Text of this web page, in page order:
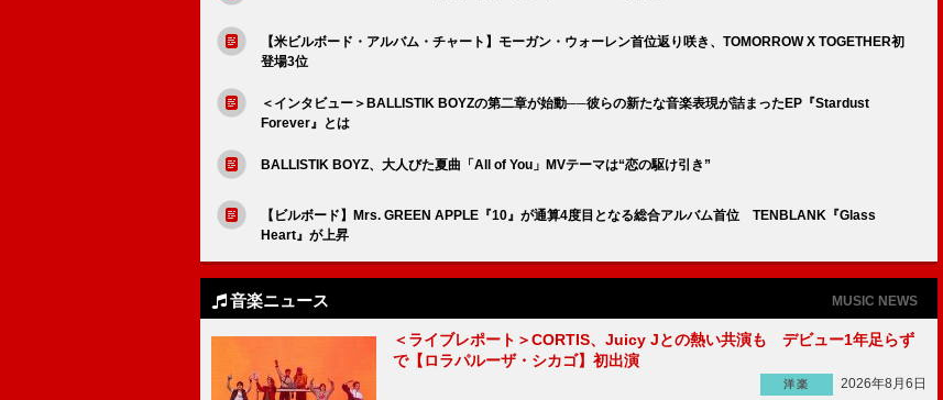
【米ビルボード・アルバム・チャート】モーガン・ウォーレン首位返り咲き、TOMORROW X TOGETHER初
登場3位
＜インタビュー＞BALLISTIK BOYZの第二章が始動──彼らの新たな音楽表現が詰まったEP『Stardust
Forever』とは
BALLISTIK BOYZ、大人びた夏曲「All of You」MVテーマは“恋の駆け引き”
【ビルボード】Mrs. GREEN APPLE『10』が通算4度目となる総合アルバム首位 TENBLANK『Glass
Heart』が上昇
音楽ニュース MUSIC NEWS
＜ライブレポート＞CORTIS、Juicy Jとの熱い共演も デビュー1年足らず
で【ロラパルーザ・シカゴ】初出演
洋楽
2026年8月6日